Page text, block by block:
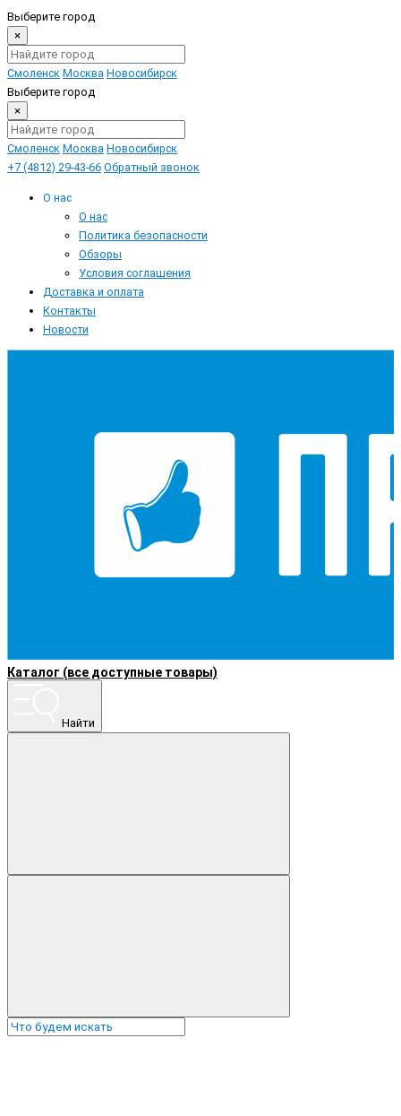
Выберите город
×
Смоленск Москва Новосибирск
Выберите город
×
Смоленск Москва Новосибирск
+7 (4812) 29-43-66 Обратный звонок
О нас
О нас
Политика безопасности
Обзоры
Условия соглашения
Доставка и оплата
Контакты
Новости
Каталог (все доступные товары)
Найти